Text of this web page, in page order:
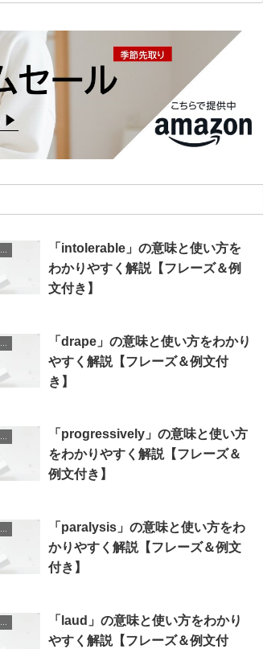
「intolerable」の意味と使い方を
わかりやすく解説【フレーズ＆例
文付き】
「drape」の意味と使い方をわかり
やすく解説【フレーズ＆例文付
き】
「progressively」の意味と使い方
をわかりやすく解説【フレーズ＆
例文付き】
英単語辞典 for Beginners
「paralysis」の意味と使い方をわ
かりやすく解説【フレーズ＆例文
付き】
英単語辞典 for Beginners
「laud」の意味と使い方をわかり
やすく解説【フレーズ＆例文付